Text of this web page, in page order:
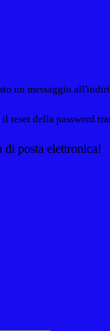
un messaggio
reset della password
di posta elettronica!